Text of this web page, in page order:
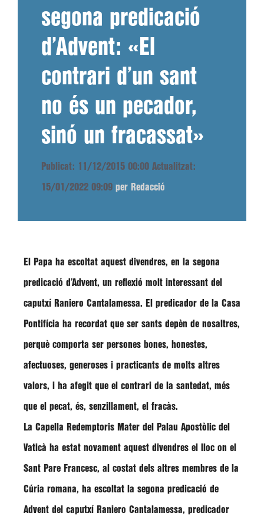
segona predicació
d’Advent: «El
contrari d’un sant
no és un pecador,
sinó un fracassat»
Publicat: 11/12/2015 00:00 Actualitzat:
15/01/2022 09:09 per Redacció
El Papa ha escoltat aquest divendres, en la segona
predicació d’Advent, un reflexió molt interessant del
caputxí Raniero Cantalamessa. El predicador de la Casa
Pontifícia ha recordat que ser sants depèn de nosaltres,
perquè comporta ser persones bones, honestes,
afectuoses, generoses i practicants de molts altres
valors, i ha afegit que el contrari de la santedat, més
que el pecat, és, senzillament, el fracàs.
La Capella Redemptoris Mater del Palau Apostòlic del
Vaticà ha estat novament aquest divendres el lloc on el
Sant Pare Francesc, al costat dels altres membres de la
Cúria romana, ha escoltat la segona predicació de
Advent del caputxí Raniero Cantalamessa, predicador